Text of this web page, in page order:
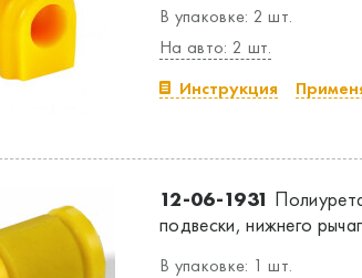
В упаковке: 2 шт.
На авто: 2 шт.
Инструкция
12-06-1931
подвески, нижнего
В упаковке: 1 шт.